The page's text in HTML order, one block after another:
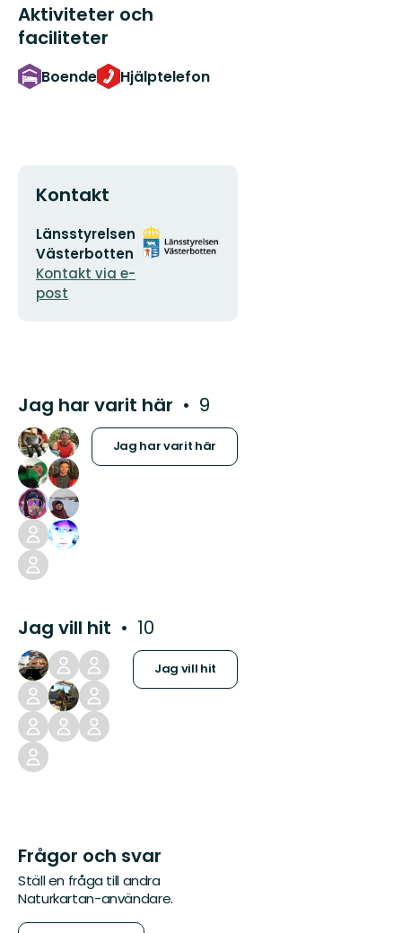
Aktiviteter och
faciliteter
Boende Hjälptelefon
Kontakt
E-
postadress
Länsstyrelsen
Västerbotten
Kontakt via e-
post
Organisationens
logotyp
Jag har varit här 9
Jag har varit här
Jag vill hit 10
Jag vill hit
Frågor och svar
Ställ en fråga till andra
Naturkartan-användare.